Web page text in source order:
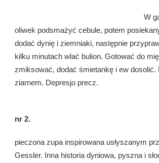
W
oliwek podsmażyć cebule, potem
dodać dynię i ziemniaki, następnie
kilku minutach wlać bulion. Gotować do
zmiksować, dodać śmietankę i ew dosolić.
ziarnem. Depresjo precz.
nr 2.
pieczona zupa inspirowana usłyszanym
Gessler. Inna historia dyniowa, pyszna i